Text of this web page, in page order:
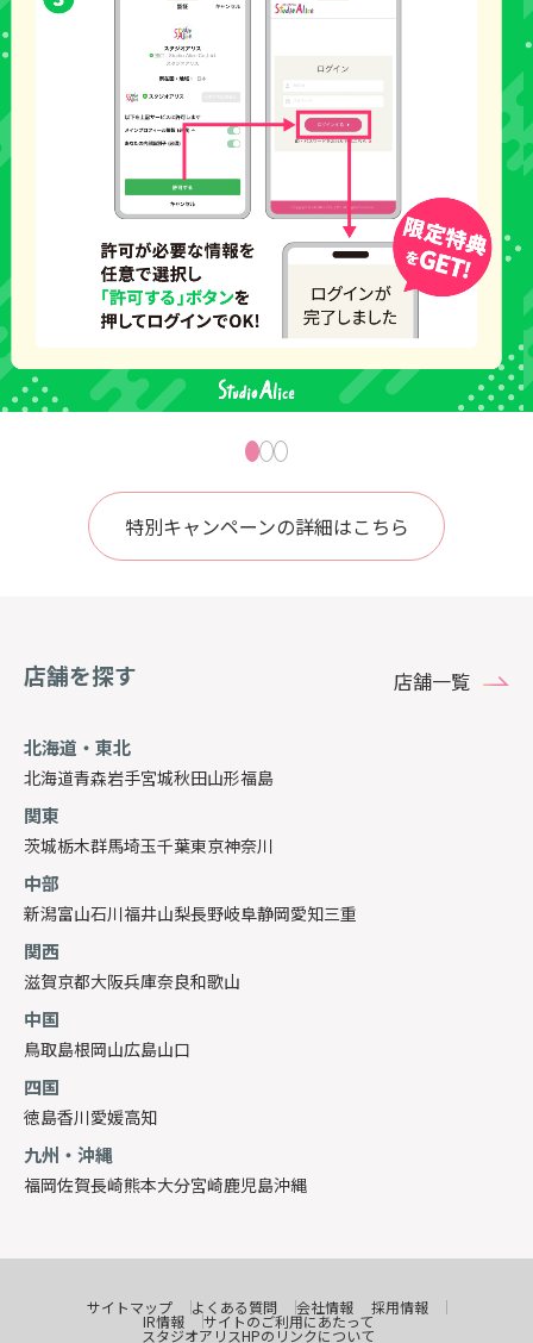
特別キャンペーンの詳細はこちら
店舗を探す 店舗一覧
北海道・東北
北海道青森岩手宮城秋田山形福島
関東
茨城栃木群馬埼玉千葉東京神奈川
中部
新潟富山石川福井山梨長野岐阜静岡愛知三重
関西
滋賀京都大阪兵庫奈良和歌山
中国
鳥取島根岡山広島山口
四国
徳島香川愛媛高知
九州・沖縄
福岡佐賀長崎熊本大分宮崎鹿児島沖縄
サイトマップ よくある質問 会社情報 採用情報
IR情報 サイトのご利用にあたって
スタジオアリスHPのリンクについて